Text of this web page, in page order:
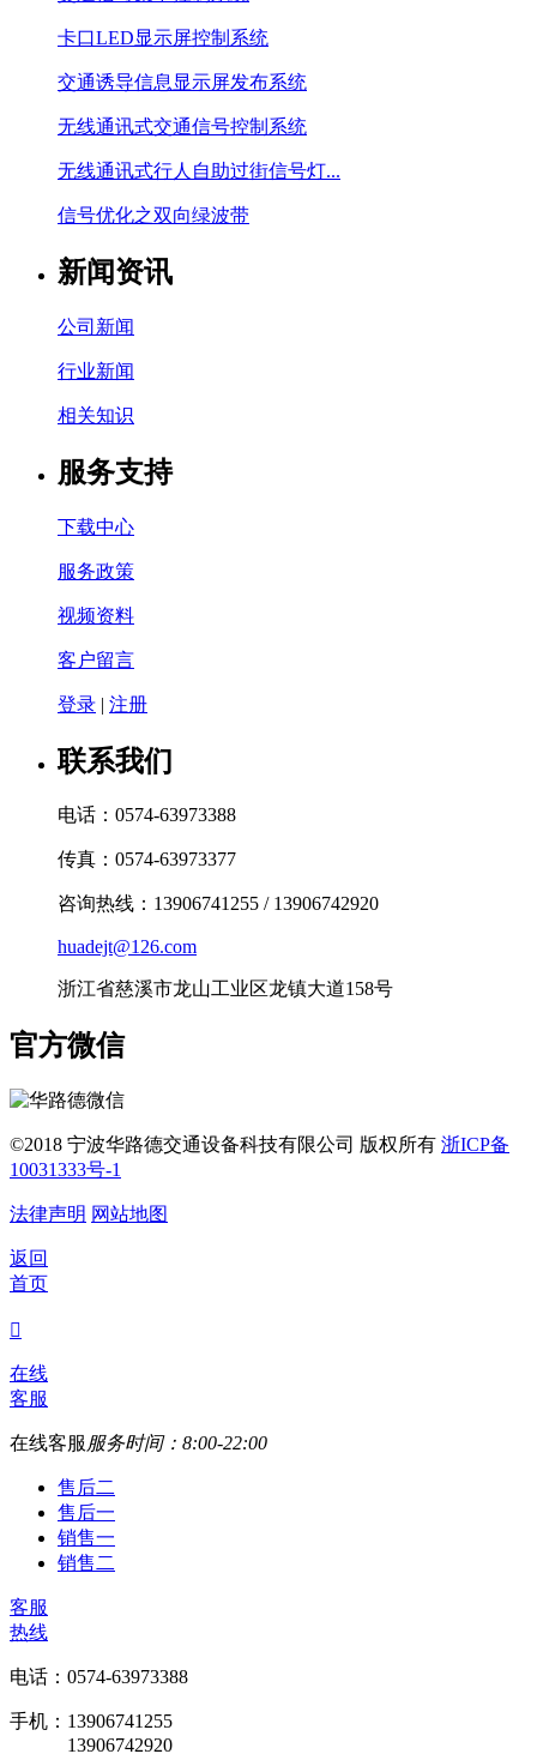
卡口LED显示屏控制系统
交通诱导信息显示屏发布系统
无线通讯式交通信号控制系统
无线通讯式行人自助过街信号灯...
信号优化之双向绿波带
新闻资讯
公司新闻
行业新闻
相关知识
服务支持
下载中心
服务政策
视频资料
客户留言
登录 | 注册
联系我们
电话：0574-63973388
传真：0574-63973377
咨询热线：13906741255 / 13906742920
huadejt@126.com
浙江省慈溪市龙山工业区龙镇大道158号
官方微信
©2018 宁波华路德交通设备科技有限公司 版权所有 浙ICP备
10031333号-1
法律声明 网站地图
返回
首页

在线
客服
在线客服 服务时间：8:00-22:00
售后二
售后一
销售一
销售二
客服
热线
电话：0574-63973388
手机：13906741255
13906742920